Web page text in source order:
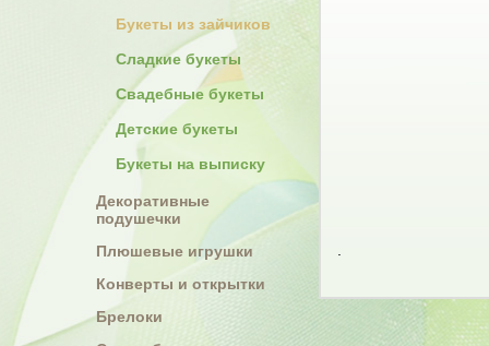
Букеты из зайчиков
Сладкие букеты
Свадебные букеты
Детские букеты
Букеты на выписку
Декоративные
подушечки
Плюшевые игрушки
Конверты и открытки
Брелоки
.